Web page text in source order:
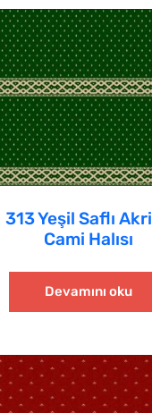
313 Yeşil Saflı
Cami Halısı
Devamını oku